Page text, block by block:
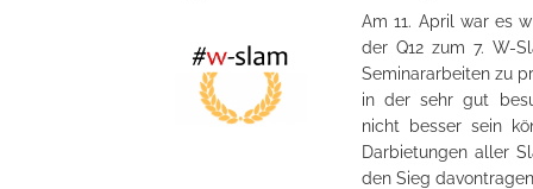
Am 11. April war es
der Q12 zum 7. W-
Seminararbeiten zu
in der sehr gut
nicht besser sein
Darbietungen aller
den Sieg